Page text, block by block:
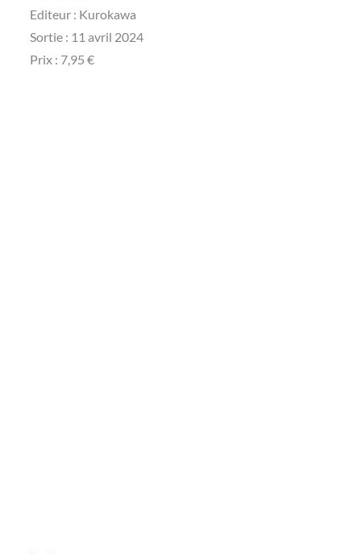
Editeur : Kurokawa
Sortie : 11 avril 2024
Prix : 7,95 €